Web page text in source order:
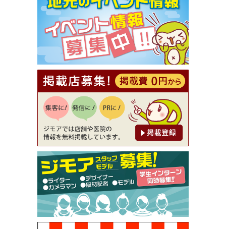
【ジモア限定①】初回割引 特価 VIO脱毛11,000円
⇒8,800円（メンズ専門ワックス脱毛サロン Mickle
（ミックル））
[有効期限]2026年9月30日
【ジモア読者特典2】コース 3,500円→3,000円（料
理5品+2時間飲み放題）（創作イタリアン Pia Cu
ore（ピアクオーレ））
[有効期限]2026年9月30日
【ジモア読者特典1】料理全品20％OFF ※18時以
降（創作イタリアン Pia Cuore（ピアクオーレ））
[有効期限]2026年9月30日
【ジモア限定②】初回割引 特価 鼻毛脱毛 半額 2,2
00円⇒1,100円（メンズ専門ワックス脱毛サロン Mi
ckle（ミックル））
[有効期限]2026年9月30日
【ジモア限定特典①】まつ毛カール 3,850円→ 2,7
50円（Premiere（プルミエール））
[有効期限]2026年9月30日
焼き餃子 一皿サービス（餃子酒場たっちゃん 西
早稲田店）
[有効期限]2026年9月30日